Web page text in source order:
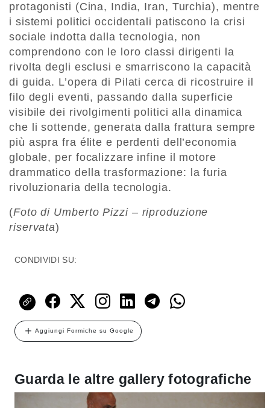
protagonisti (Cina, India, Iran, Turchia), mentre
i sistemi politici occidentali patiscono la crisi
sociale indotta dalla tecnologia, non
comprendono con le loro classi dirigenti la
rivolta degli esclusi e smarriscono la capacità
di guida. L’opera di Pilati cerca di ricostruire il
filo degli eventi, passando dalla superficie
visibile dei rivolgimenti politici alla dinamica
che li sottende, generata dalla frattura sempre
più aspra fra élite e perdenti dell’economia
globale, per focalizzare infine il motore
drammatico della trasformazione: la furia
rivoluzionaria della tecnologia.
(Foto di Umberto Pizzi – riproduzione
riservata)
CONDIVIDI SU:
Aggiungi Formiche su Google
Guarda le altre gallery fotografiche